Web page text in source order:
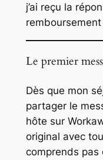
j’ai reçu la
Le premier
Dès que mon
partager le
hôte sur
original avec
comprends pas